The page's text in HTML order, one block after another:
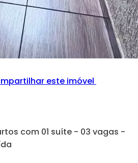
este imóvel
com 01 suíte - 03 vagas -